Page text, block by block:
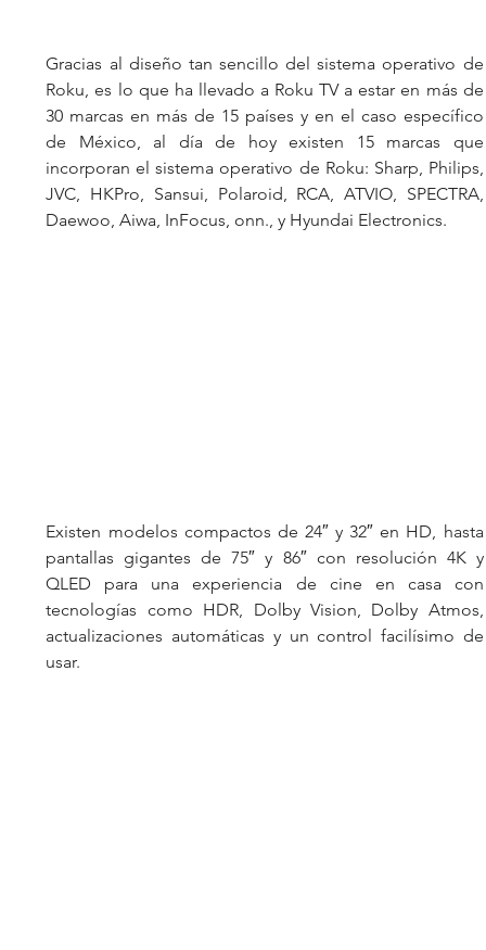
Gracias al diseño tan sencillo del sistema operativo de
Roku, es lo que ha llevado a Roku TV a estar en más de
30 marcas en más de 15 países y en el caso específico
de México, al día de hoy existen 15 marcas que
incorporan el sistema operativo de Roku: Sharp, Philips,
JVC, HKPro, Sansui, Polaroid, RCA, ATVIO, SPECTRA,
Daewoo, Aiwa, InFocus, onn., y Hyundai Electronics.
Existen modelos compactos de 24″ y 32″ en HD, hasta
pantallas gigantes de 75″ y 86″ con resolución 4K y
QLED para una experiencia de cine en casa con
tecnologías como HDR, Dolby Vision, Dolby Atmos,
actualizaciones automáticas y un control facilísimo de
usar.